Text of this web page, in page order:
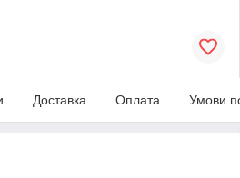
Доставка Оплата Умови